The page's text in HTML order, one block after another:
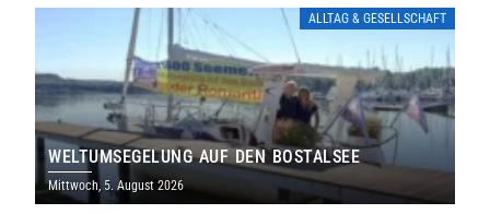
ALLTAG & GESELLSCHAFT
WELTUMSEGELUNG AUF DEN BOSTALSEE
Mittwoch, 5. August 2026